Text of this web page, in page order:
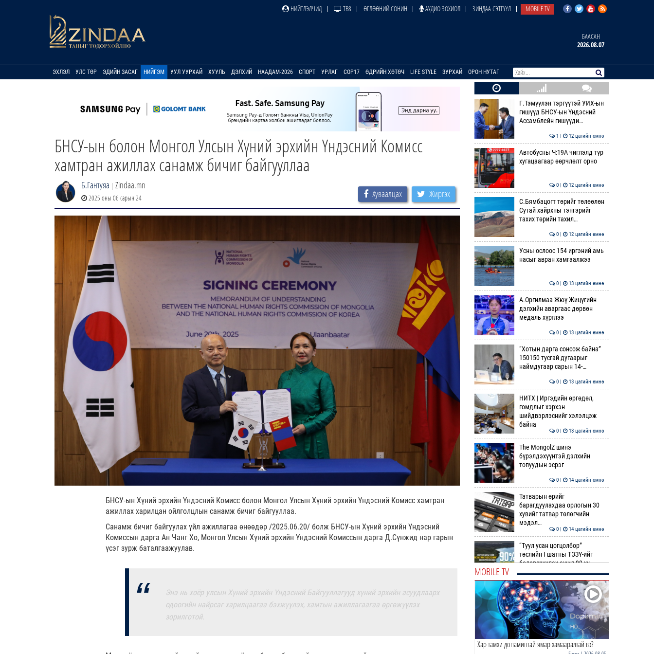
НИЙТЛЭЛЧИД ТВ8 ӨГЛӨӨНИЙ СОНИН АУДИО ЗОХИОЛ ЗИНДАА СЭТГҮҮЛ MOBILE TV
БААСАН
2026.08.07
ЭХЛЭЛ УЛС ТӨР ЭДИЙН ЗАСАГ НИЙГЭМ УУЛ УУРХАЙ ХУУЛЬ ДЭЛХИЙ НААДАМ-2026 СПОРТ УРЛАГ COP17 ӨДРИЙН ХӨТӨЧ LIFE STYLE ЗУРХАЙ ОРОН НУТАГ
БНСУ-ын болон Монгол Улсын Хүний эрхийн Үндэсний Комисс
хамтран ажиллах санамж бичиг байгууллаа
Б.Гантуяа | Zindaa.mn
2025 оны 06 сарын 24 Хуваалцах Жиргэх
БНСУ-ын Хүний эрхийн Үндэсний Комисс болон Монгол Улсын Хүний эрхийн Үндэсний Комисс хамтран
ажиллах харилцан ойлголцлын санамж бичиг байгууллаа.
Санамж бичиг байгуулах үйл ажиллагаа өнөөдөр /2025.06.20/ болж БНСУ-ын Хүний эрхийн Үндэсний
Комиссын дарга Ан Чанг Хо, Монгол Улсын Хүний эрхийн Үндэсний Комиссын дарга Д.Сүнжид нар гарын
үсэг зурж баталгаажуулав.
Энэ нь хоёр улсын Хүний эрхийн Үндэсний Байгууллагууд хүний эрхийн асуудлаарх
одоогийн найрсаг харилцаагаа бэхжүүлэх, хамтын ажиллагаагаа өргөжүүлэх
зорилготой.
Г.Тэмүүлэн тэргүүтэй УИХ-ын
гишүүд БНСУ-ын Үндэсний
Ассамблейн гишүүди…
1 | 12 цагийн өмнө
Автобусны Ч:19А чиглэлд түр
хугацаагаар өөрчлөлт орно
0 | 12 цагийн өмнө
С.Бямбацогт төрийг төлөөлөн
Сутай хайрхны тэнгэрийг
тахих төрийн тахил…
0 | 12 цагийн өмнө
Усны ослоос 154 иргэний амь
насыг авран хамгаалжээ
0 | 13 цагийн өмнө
А.Оргилмаа Жюү Жицүгийн
дэлхийн аваргаас дөрвөн
медаль хүртлээ
0 | 13 цагийн өмнө
“Хотын дарга сонсож байна”
150150 тусгай дугаарыг
наймдугаар сарын 14-…
0 | 13 цагийн өмнө
НИТХ | Иргэдийн өргөдөл,
гомдлыг хэрхэн
шийдвэрлэснийг хэлэлцэж
байна
0 | 13 цагийн өмнө
The MongolZ шинэ
бүрэлдэхүүнтэй дэлхийн
топуудын эсрэг
0 | 14 цагийн өмнө
Татварын өрийг
барагдуулахдаа орлогын 30
хувийг татвар төлөгчийн
мэдэл…
0 | 14 цагийн өмнө
“Туул усан цогцолбор”
төслийн I шатны ТЭЗҮ-ийг
боловсруулах ажил 90 ху…
Нийслэлийн иргэдийн
Төлөөлөгчдийн Хурлын
Ээлжит VIII хуралдаан
эхэллээ
0 | 15 цагийн өмнө
ТОО | Гадаад валютын нөөц
MOBILE TV
Хар тамхи допаминтай ямар хамааралтай вэ?